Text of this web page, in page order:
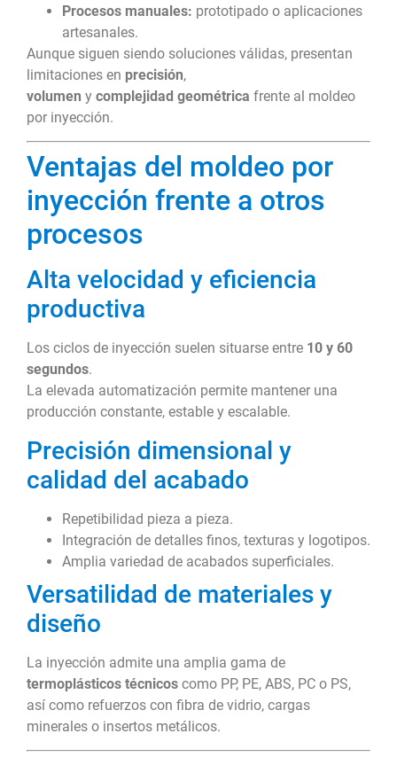
Procesos manuales: prototipado o aplicaciones
artesanales.
Aunque siguen siendo soluciones válidas, presentan
limitaciones en precisión,
volumen y complejidad geométrica frente al moldeo
por inyección.
Ventajas del moldeo por
inyección frente a otros
procesos
Alta velocidad y eficiencia
productiva
Los ciclos de inyección suelen situarse entre 10 y 60
segundos.
La elevada automatización permite mantener una
producción constante, estable y escalable.
Precisión dimensional y
calidad del acabado
Repetibilidad pieza a pieza.
Integración de detalles finos, texturas y logotipos.
Amplia variedad de acabados superficiales.
Versatilidad de materiales y
diseño
La inyección admite una amplia gama de
termoplásticos técnicos como PP, PE, ABS, PC o PS,
así como refuerzos con fibra de vidrio, cargas
minerales o insertos metálicos.